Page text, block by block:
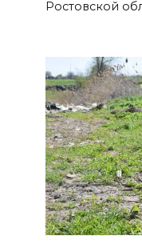
Ростовской